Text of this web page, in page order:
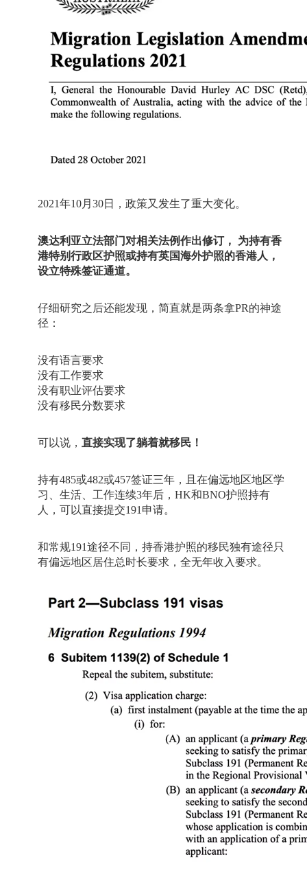
2021年10月 30日，政策又发生了重大变化。
澳达利亚立法部门对相关法例作出修订，
为持有香
港特别行政区护照或持有英国海外护照的香港人，
设立特殊签证通道。
仔细研究之后还能发现，简直就是两条拿PR的神途
径：
没有语言要求
没有工作要求
没有职业评估要求
没有移民分数要求
可以说， 直接实现了躺着就移民！
持有485或482或457签证三年，且在偏远地区地区学
习、生活、工作连续3年后， HK和BNO护照持有
人，可以直接提交191 申请。
和常规191途径不同，持香港护照的移民独有途径只
有偏远地区居住总时长要求，全无年收入要求。